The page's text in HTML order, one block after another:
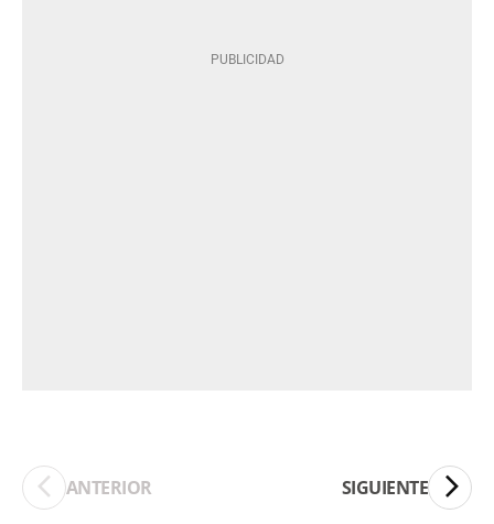
ANTERIOR SIGUIENTE